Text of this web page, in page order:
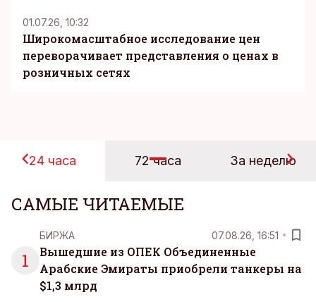
01.07.26, 10:32
Широкомасштабное исследование цен
переворачивает представления о ценах в
розничных сетях
24 часа 72 часа За неделю
САМЫЕ ЧИТАЕМЫЕ
1
БИРЖА 07.08.26, 16:51
Вышедшие из ОПЕК Объединенные
Арабские Эмираты приобрели танкеры на
$1,3 млрд